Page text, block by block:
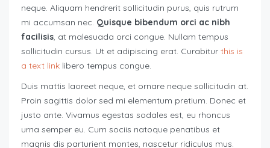
neque. Aliquam hendrerit sollicitudin purus, quis rutrum
mi accumsan nec. Quisque bibendum orci ac nibh
facilisis, at malesuada orci congue. Nullam tempus
sollicitudin cursus. Ut et adipiscing erat. Curabitur this is
a text link libero tempus congue.
Duis mattis laoreet neque, et ornare neque sollicitudin at.
Proin sagittis dolor sed mi elementum pretium. Donec et
justo ante. Vivamus egestas sodales est, eu rhoncus
urna semper eu. Cum sociis natoque penatibus et
magnis dis parturient montes, nascetur ridiculus mus.